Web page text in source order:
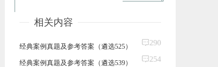
相关内容
经典案例真题及参考答案（遴选525）
290
​经典案例真题及参考答案（遴选539）
254